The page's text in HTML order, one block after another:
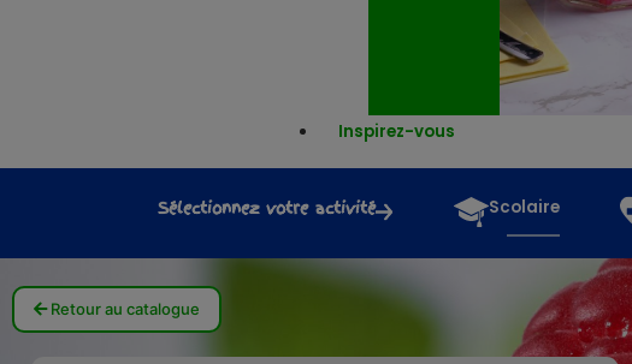
Inspirez-vous
Sélectionnez votre activité Scolaire
Retour au catalogue